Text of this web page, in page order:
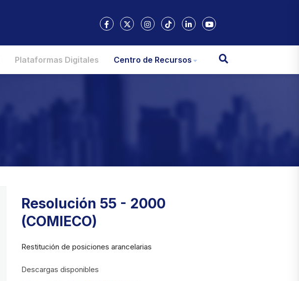
Plataformas Digitales Centro de Recursos
Resolución 55 - 2000
(COMIECO)
Restitución de posiciones arancelarias
Descargas disponibles